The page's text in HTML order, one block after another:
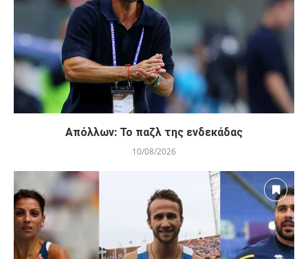
Απόλλων: Το παζλ της ενδεκάδας
10/08/2026